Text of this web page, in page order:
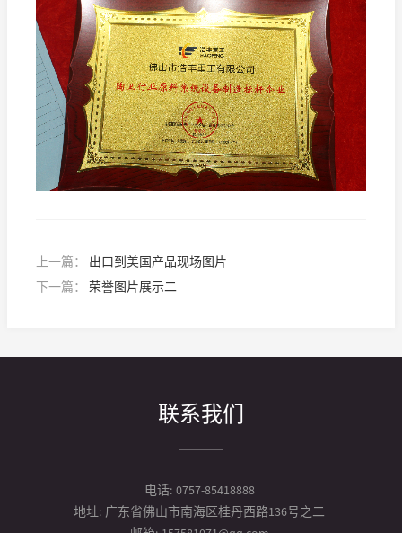
上一篇： 出口到美国产品现场图片
下一篇： 荣誉图片展示二
联系我们
电话: 0757-85418888
地址: 广东省佛山市南海区桂丹西路136号之二